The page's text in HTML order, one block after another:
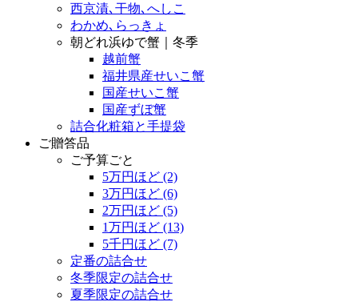
西京漬､干物､へしこ
わかめ､らっきょ
朝どれ浜ゆで蟹｜冬季
越前蟹
福井県産せいこ蟹
国産せいこ蟹
国産ずぼ蟹
詰合化粧箱と手提袋
ご贈答品
ご予算ごと
5万円ほど (2)
3万円ほど (6)
2万円ほど (5)
1万円ほど (13)
5千円ほど (7)
定番の詰合せ
冬季限定の詰合せ
夏季限定の詰合せ